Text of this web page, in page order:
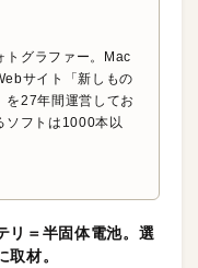
トグラファー。Mac
サイト「新しもの
を27年間運営してお
ソフトは1000本以
リ＝半固体電池。選
材。